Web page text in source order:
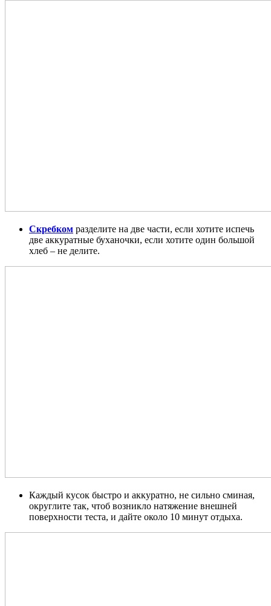
Скребком разделите на две части, если хотите испечь
две аккуратные буханочки, если хотите один большой
хлеб – не делите.
Каждый кусок быстро и аккуратно, не сильно сминая,
округлите так, чтоб возникло натяжение внешней
поверхности теста, и дайте около 10 минут отдыха.